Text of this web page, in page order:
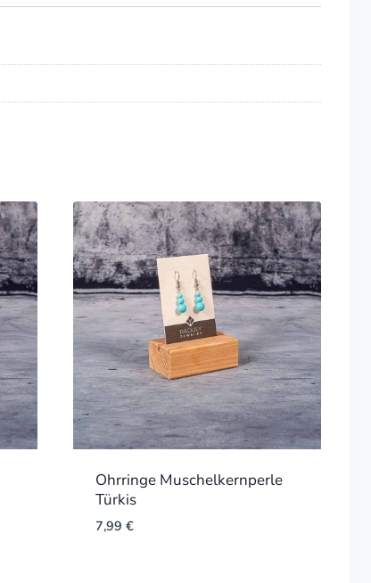
Ohrringe Muschelkernperle
Türkis
7,99 €